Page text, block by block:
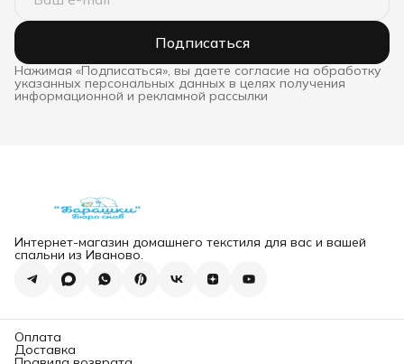
Подписаться
Нажимая «Подписаться», вы даете согласие на обработку
указанных персональных данных в целях получения
информационной и рекламной рассылки
Интернет-магазин домашнего текстиля для вас и вашей
спальни из Иваново.
Оплата
Доставка